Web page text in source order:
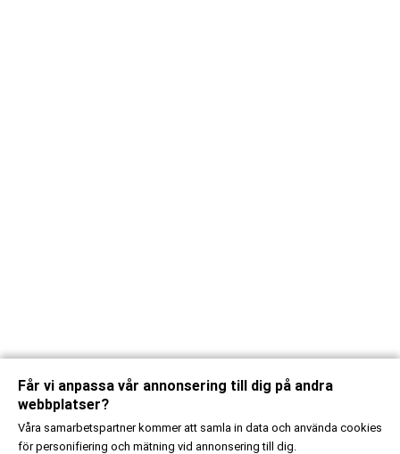
Får vi anpassa vår annonsering till dig på andra
webbplatser?
Våra samarbetspartner kommer att samla in data och använda cookies
för personifiering och mätning vid annonsering till dig.